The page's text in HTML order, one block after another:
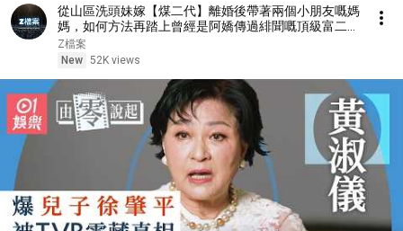
從山區洗頭妹嫁【煤二代】離婚後帶著兩個小朋友嘅媽
媽，如何方法再踏上曾經是阿嬌傳過緋聞嘅頂級富二代
男人？撈走他9億？她是如何逆天改命？#Z檔案
Z檔案
New 52K views